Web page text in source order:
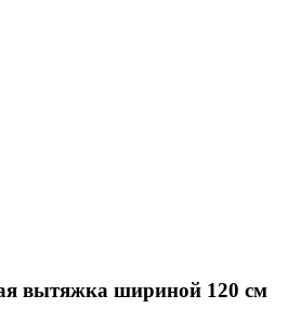
вытяжка шириной 120 см